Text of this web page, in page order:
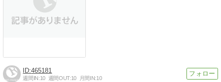
465181
週間IN:10 週間OUT:10 月間IN:10